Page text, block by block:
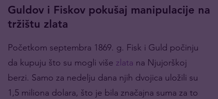
Guldov i Fiskov pokušaj manipulacije na
tržištu zlata
Početkom septembra 1869. g. Fisk i Guld počinju
da kupuju što su mogli više zlata na Njujorškoj
berzi. Samo za nedelju dana njih dvojica uložili su
1,5 miliona dolara, što je bila značajna suma za to